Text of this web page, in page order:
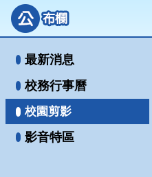
最新消息
校務行事曆
校園剪影
影音特區